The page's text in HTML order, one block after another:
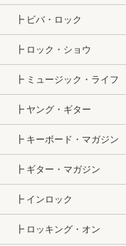
┣ ビバ・ロック
┣ ロック・ショウ
┣ ミュージック・ライフ
┣ ヤング・ギター
┣ キーボード・マガジン
┣ ギター・マガジン
┣ インロック
┣ ロッキング・オン